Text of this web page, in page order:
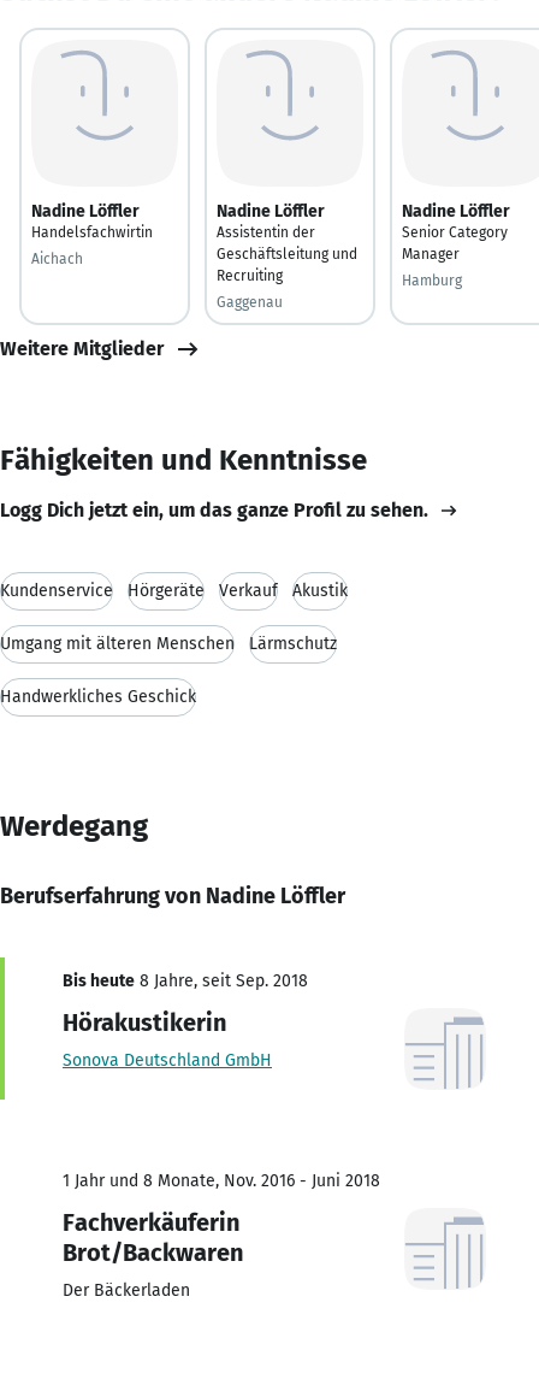
Nadine Löffler
Handelsfachwirtin
Aichach
Nadine Löffler
Assistentin der
Geschäftsleitung und
Recruiting
Gaggenau
Nadine Löffler
Senior Category
Manager
Hamburg
Weitere Mitglieder
Fähigkeiten und Kenntnisse
Logg Dich jetzt ein, um das ganze Profil zu sehen.
Kundenservice Hörgeräte Verkauf Akustik
Umgang mit älteren Menschen Lärmschutz
Handwerkliches Geschick
Werdegang
Berufserfahrung von Nadine Löffler
Bis heute 8 Jahre, seit Sep. 2018
Hörakustikerin
Sonova Deutschland GmbH
1 Jahr und 8 Monate, Nov. 2016 - Juni 2018
Fachverkäuferin
Brot/Backwaren
Der Bäckerladen